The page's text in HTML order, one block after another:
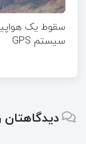
سقوط یک
سیستم‌ GPS
دیدگاهتان